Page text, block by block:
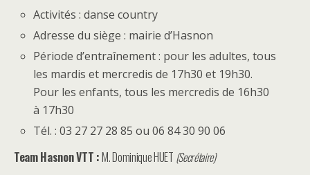
Activités : danse country
Adresse du siège : mairie d’Hasnon
Période d’entraînement : pour les adultes, tous
les mardis et mercredis de 17h30 et 19h30.
Pour les enfants, tous les mercredis de 16h30
à 17h30
Tél. : 03 27 27 28 85 ou 06 84 30 90 06
Team Hasnon VTT :M. Dominique HUET (Secrétaire)